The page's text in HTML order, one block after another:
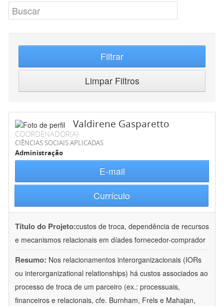
Filtrar
Limpar Filtros
Valdirene Gasparetto
COORDENADOR(A)
CIÊNCIAS SOCIAIS APLICADAS
Administração
E-mail
Currículo
Título do Projeto:custos de troca, dependência de recursos
e mecanismos relacionais em díades fornecedor-comprador
Resumo: Nos relacionamentos interorganizacionais (IORs
ou interorganizational relationships) há custos associados ao
processo de troca de um parceiro (ex.: processuais,
financeiros e relacionais, cfe. Burnham, Frels e Mahajan,